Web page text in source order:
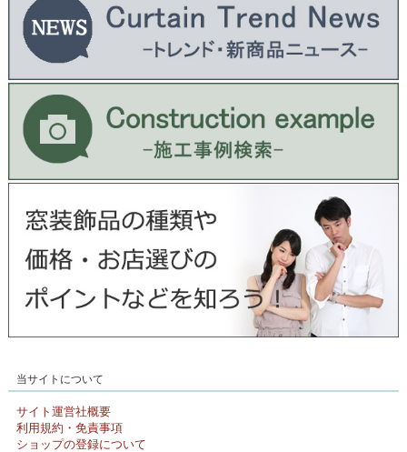
当サイトについて
サイト運営社概要
利用規約・免責事項
ショップの登録について